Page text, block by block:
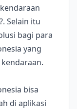
Selain itu
bagi para
yang
bisa
di aplikasi